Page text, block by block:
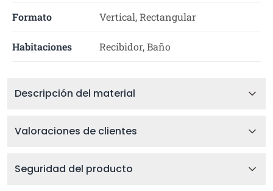
Formato Vertical, Rectangular
Habitaciones Recibidor, Baño
Descripción del material
Valoraciones de clientes
Seguridad del producto